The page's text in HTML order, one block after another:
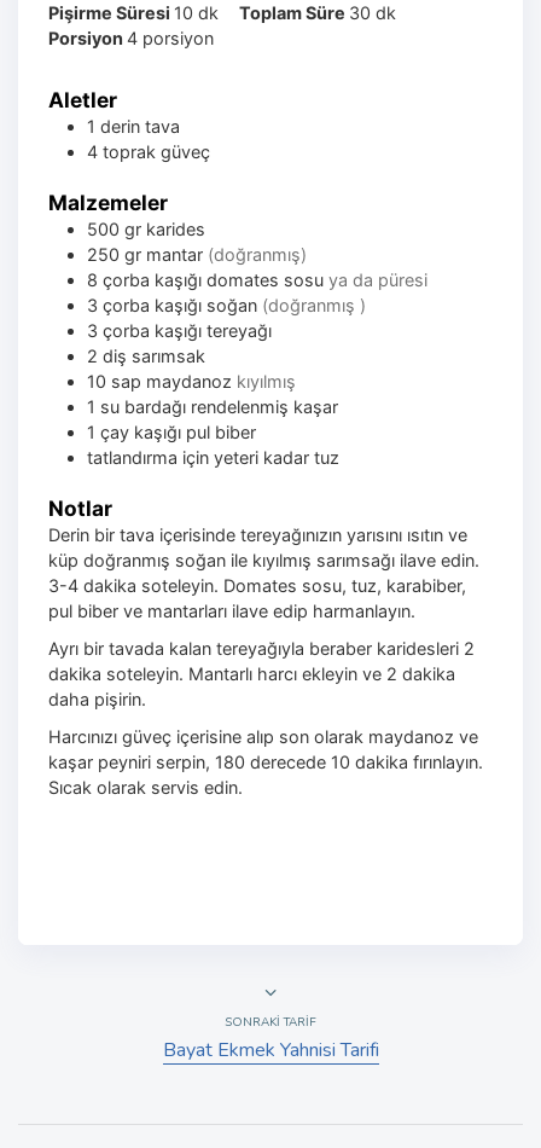
Pişirme Süresi 10 dk Toplam Süre 30 dk
Porsiyon 4 porsiyon
Aletler
1 derin tava
4 toprak güveç
Malzemeler
500 gr karides
250 gr mantar (doğranmış)
8 çorba kaşığı domates sosu ya da püresi
3 çorba kaşığı soğan (doğranmış )
3 çorba kaşığı tereyağı
2 diş sarımsak
10 sap maydanoz kıyılmış
1 su bardağı rendelenmiş kaşar
1 çay kaşığı pul biber
tatlandırma için yeteri kadar tuz
Notlar
Derin bir tava içerisinde tereyağınızın yarısını ısıtın ve
küp doğranmış soğan ile kıyılmış sarımsağı ilave edin.
3-4 dakika soteleyin. Domates sosu, tuz, karabiber,
pul biber ve mantarları ilave edip harmanlayın.
Ayrı bir tavada kalan tereyağıyla beraber karidesleri 2
dakika soteleyin. Mantarlı harcı ekleyin ve 2 dakika
daha pişirin.
Harcınızı güveç içerisine alıp son olarak maydanoz ve
kaşar peyniri serpin, 180 derecede 10 dakika fırınlayın.
Sıcak olarak servis edin.
SONRAKI TARIF
Bayat Ekmek Yahnisi Tarifi